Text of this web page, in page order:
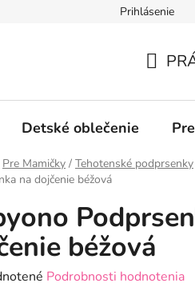
Prihlásenie
KOŠÍK
Detské oblečenie
Pre Mamičky / Tehotenské podprsenky
na dojčenie béžová
béžová
Podrobnosti hodnotenia